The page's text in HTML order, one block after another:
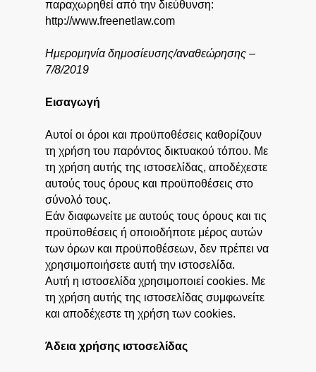
παραχωρηθεί από την διεύθυνση:
http://www.freenetlaw.com
Ημερομηνία δημοσίευσης/αναθεώρησης –
7/8/2019
Εισαγωγή
Αυτοί οι όροι και προϋποθέσεις καθορίζουν
τη χρήση του παρόντος δικτυακού τόπου. Με
τη χρήση αυτής της ιστοσελίδας, αποδέχεστε
αυτούς τους όρους και προϋποθέσεις στο
σύνολό τους.
Εάν διαφωνείτε με αυτούς τους όρους και τις
προϋποθέσεις ή οποιοδήποτε μέρος αυτών
των όρων και προϋποθέσεων, δεν πρέπει να
χρησιμοποιήσετε αυτή την ιστοσελίδα.
Αυτή η ιστοσελίδα χρησιμοποιεί cookies. Με
τη χρήση αυτής της ιστοσελίδας συμφωνείτε
και αποδέχεστε τη χρήση των cookies.
Άδεια χρήσης ιστοσελίδας
YΠΗΡΕΣΙΕΣ